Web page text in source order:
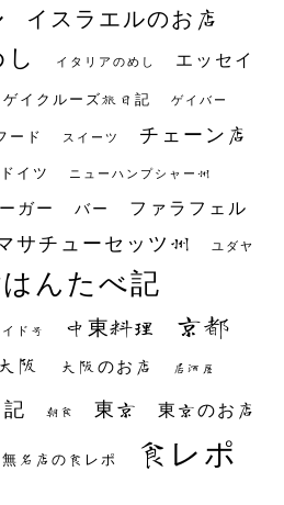
イスラエルのお店
イタリアのめし エッセイ
ゲイクルーズ旅日記 ゲイバー
ード スイーツ チェーン店
ドイツ ニューハンプシャー州
ガー バー ファラフェル
サチューセッツ州 ユダヤ
んたべ記
ド号 中東料理 京都
大阪 大阪のお店 居酒屋
記 朝食 東京 東京のお店
無名店の食レポ 食レポ